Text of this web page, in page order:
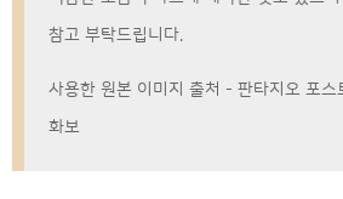
참고 부탁드립니다.
사용한 원본 이미지 출처 - 판타지오 포스
화보